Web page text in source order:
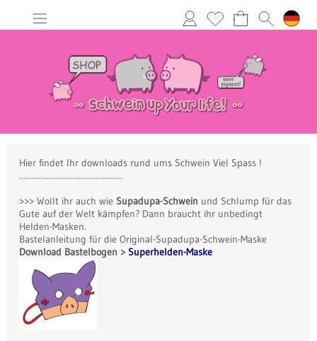
Hier findet Ihr downloads rund ums Schwein Viel Spass !
.................................................
>>> Wollt ihr auch wie Supadupa-Schwein und Schlump für das
Gute auf der Welt kämpfen? Dann braucht ihr unbedingt
Helden-Masken.
Bastelanleitung für die Original-Supadupa-Schwein-Maske
Download Bastelbogen > Superhelden-Maske